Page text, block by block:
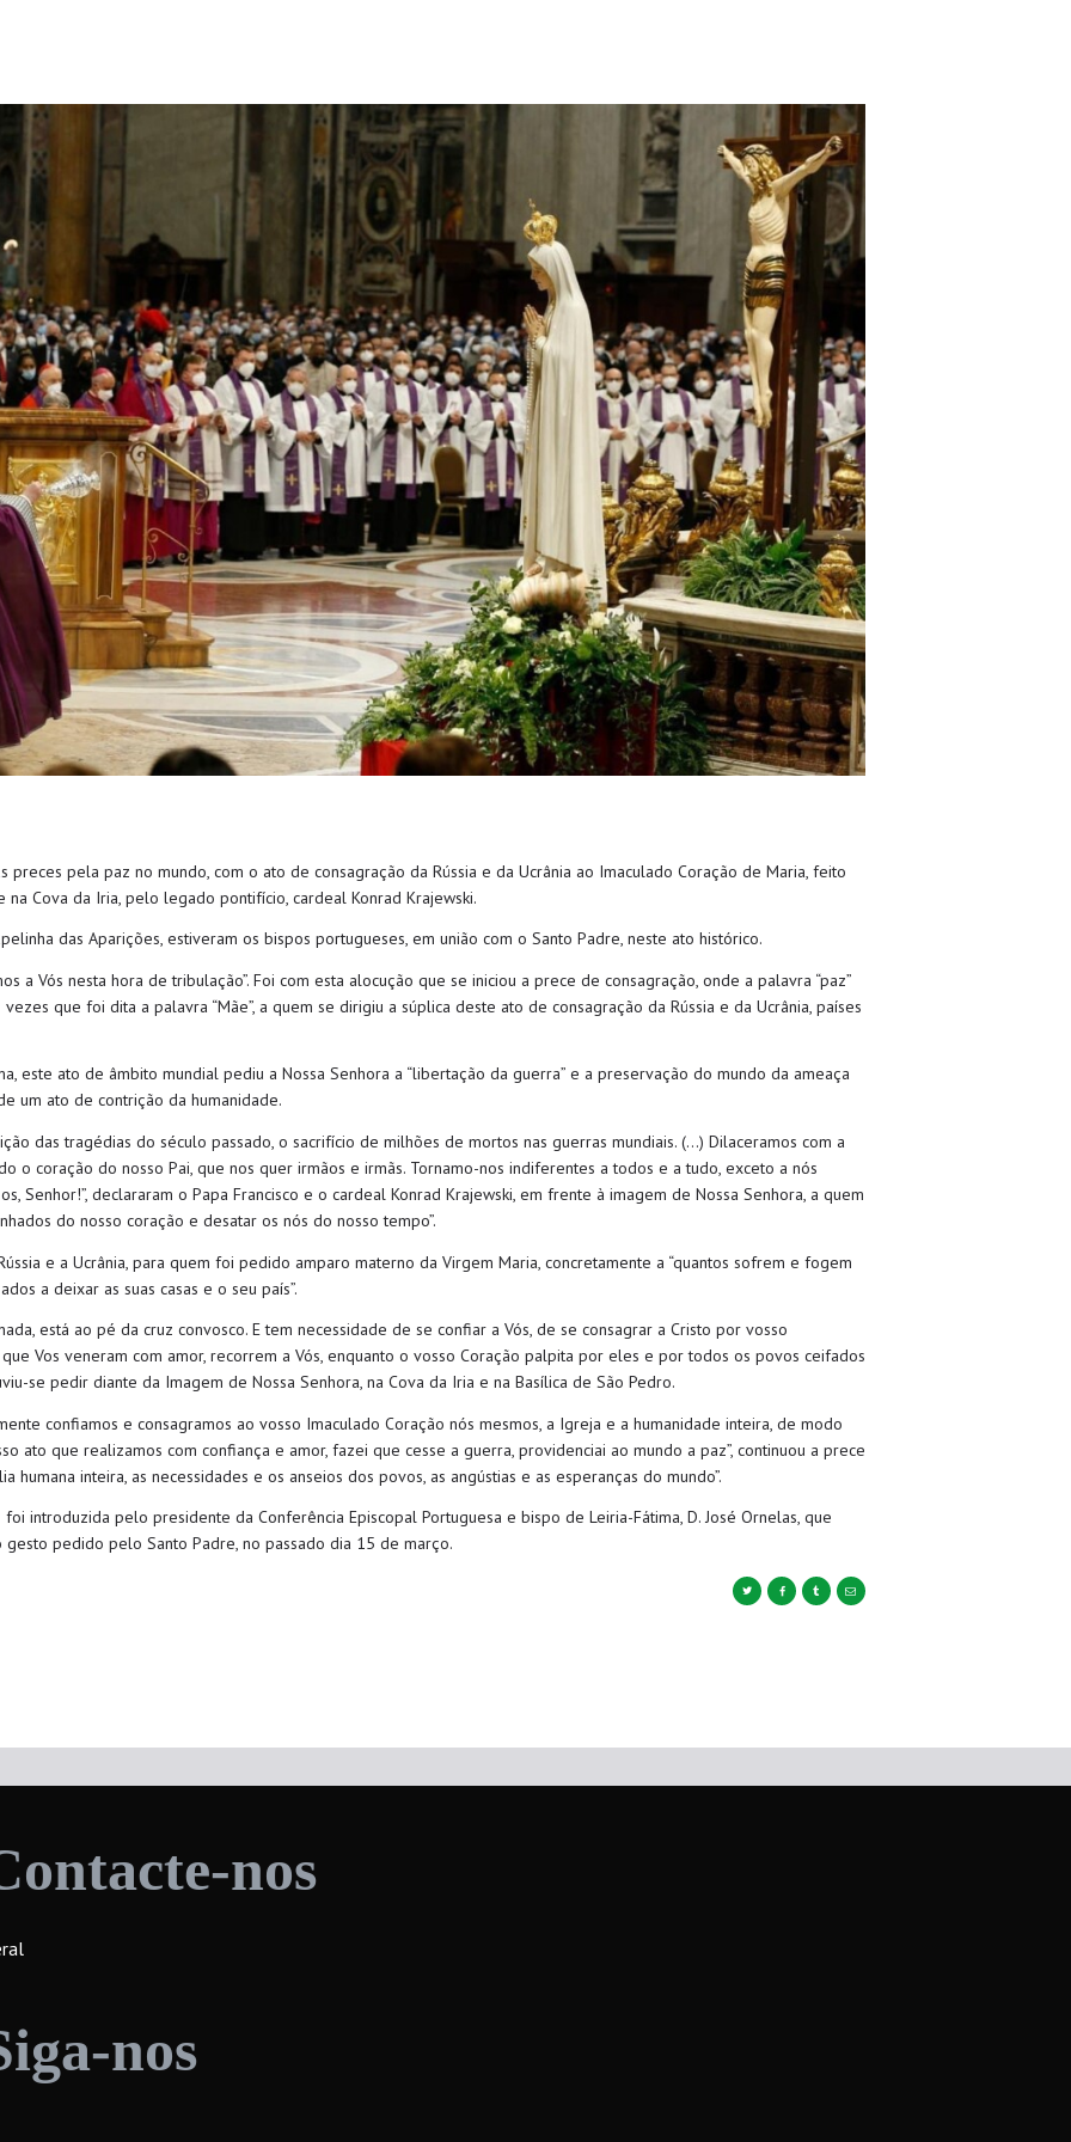
preces pela paz no mundo, com o ato de consagração da Rússia e da Ucrânia ao Imaculado Coração de Maria, feito
na Cova da Iria, pelo legado pontifício, cardeal Konrad Krajewski.
das Aparições, estiveram os bispos portugueses, em união com o Santo Padre, neste ato histórico.
a Vós nesta hora de tribulação”. Foi com esta alocução que se iniciou a prece de consagração, onde a palavra “paz”
que foi dita a palavra “Mãe”, a quem se dirigiu a súplica deste ato de consagração da Rússia e da Ucrânia, países
este ato de âmbito mundial pediu a Nossa Senhora a “libertação da guerra” e a preservação do mundo da ameaça
um ato de contrição da humanidade.
das tragédias do século passado, o sacrifício de milhões de mortos nas guerras mundiais. (…) Dilaceramos com a
o coração do nosso Pai, que nos quer irmãos e irmãs. Tornamo-nos indiferentes a todos e a tudo, exceto a nós
Senhor!”, declararam o Papa Francisco e o cardeal Konrad Krajewski, em frente à imagem de Nossa Senhora, a quem
do nosso coração e desatar os nós do nosso tempo”.
e a Ucrânia, para quem foi pedido amparo materno da Virgem Maria, concretamente a “quantos sofrem e fogem
a deixar as suas casas e o seu país”.
está ao pé da cruz convosco. E tem necessidade de se confiar a Vós, de se consagrar a Cristo por vosso
Vos veneram com amor, recorrem a Vós, enquanto o vosso Coração palpita por eles e por todos os povos ceifados
se pedir diante da Imagem de Nossa Senhora, na Cova da Iria e na Basílica de São Pedro.
confiamos e consagramos ao vosso Imaculado Coração nós mesmos, a Igreja e a humanidade inteira, de modo
ato que realizamos com confiança e amor, fazei que cesse a guerra, providenciai ao mundo a paz”, continuou a prece
humana inteira, as necessidades e os anseios dos povos, as angústias e as esperanças do mundo”.
introduzida pelo presidente da Conferência Episcopal Portuguesa e bispo de Leiria-Fátima, D. José Ornelas, que
pedido pelo Santo Padre, no passado dia 15 de março.
nos
nos